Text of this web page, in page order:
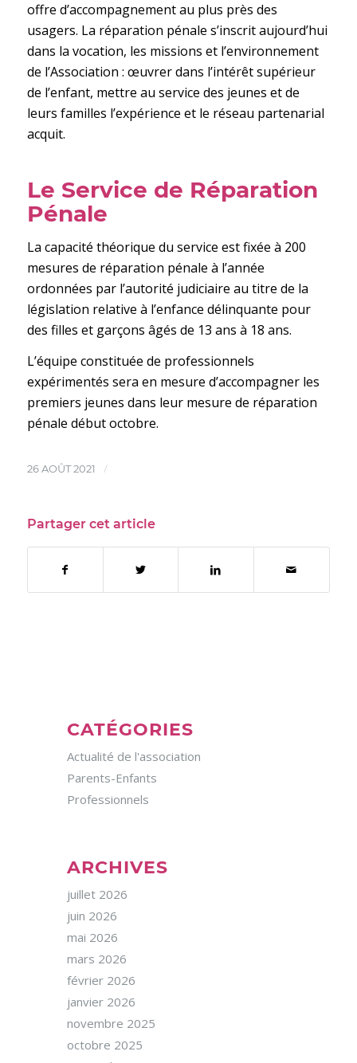
offre d’accompagnement au plus près des
usagers. La réparation pénale s’inscrit aujourd’hui
dans la vocation, les missions et l’environnement
de l’Association : œuvrer dans l’intérêt supérieur
de l’enfant, mettre au service des jeunes et de
leurs familles l’expérience et le réseau partenarial
acquit.
Le Service de Réparation
Pénale
La capacité théorique du service est fixée à 200
mesures de réparation pénale à l’année
ordonnées par l’autorité judiciaire au titre de la
législation relative à l’enfance délinquante pour
des filles et garçons âgés de 13 ans à 18 ans.
L’équipe constituée de professionnels
expérimentés sera en mesure d’accompagner les
premiers jeunes dans leur mesure de réparation
pénale début octobre.
26 AOÛT 2021 /
Partager cet article
CATÉGORIES
Actualité de l'association
Parents-Enfants
Professionnels
ARCHIVES
juillet 2026
juin 2026
mai 2026
mars 2026
février 2026
janvier 2026
novembre 2025
octobre 2025